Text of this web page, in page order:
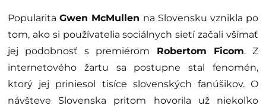
PopularitaGwen McMullen na Slovensku vznikla po
tom, ako si používatelia sociálnych sietí začali všímať
jej podobnosť s premiérom Robertom Ficom. Z
internetového žartu sa postupne stal fenomén,
ktorý jej priniesol tisíce slovenských fanúšikov. O
návšteve Slovenska pritom hovorila už niekoľko